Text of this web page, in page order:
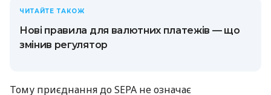
ЧИТАЙТЕ ТАКОЖ
Нові правила для валютних платежів — що
змінив регулятор
Тому приєднання до SEPA не означає